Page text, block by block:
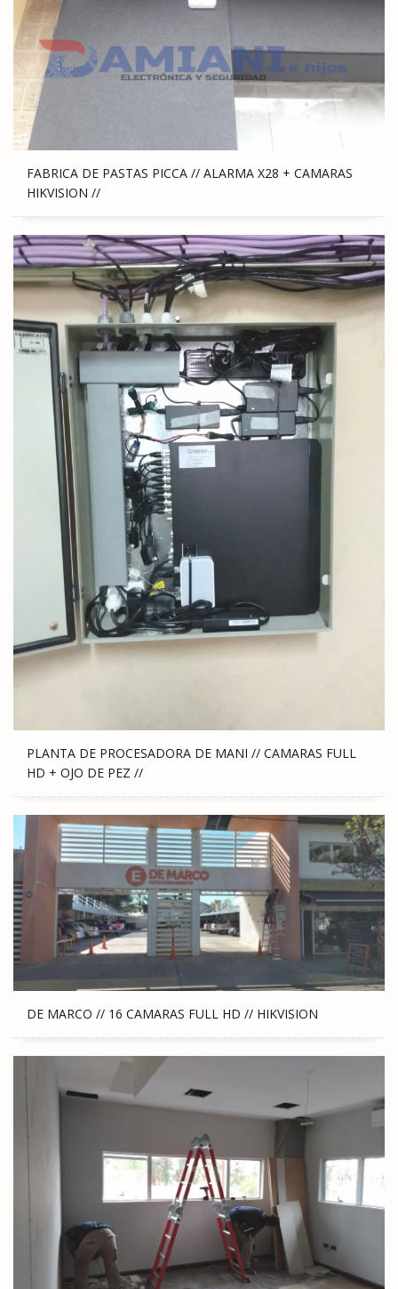
FABRICA DE PASTAS PICCA // ALARMA X28 + CAMARAS
HIKVISION //
PLANTA DE PROCESADORA DE MANI // CAMARAS FULL
HD + OJO DE PEZ //
DE MARCO // 16 CAMARAS FULL HD // HIKVISION